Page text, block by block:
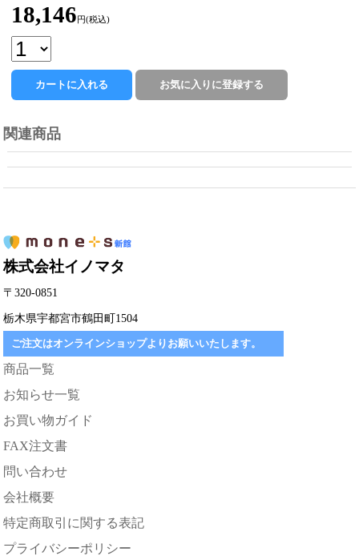
18,146 円(税込)
関連商品
株式会社イノマタ
〒320-0851
栃木県宇都宮市鶴田町1504
ご注文はオンラインショップよりお願いいたします。
商品一覧
お知らせ一覧
お買い物ガイド
FAX注文書
問い合わせ
会社概要
特定商取引に関する表記
プライバシーポリシー